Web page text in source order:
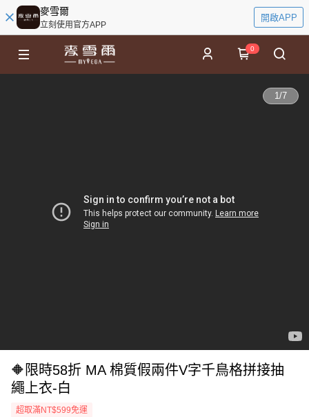
麥雪爾
立刻使用官方APP
開啟APP
0
1/7
🔶限時58折 MA 棉質假兩件V字千鳥格拼接抽
繩上衣-白
超取滿NT$599免運